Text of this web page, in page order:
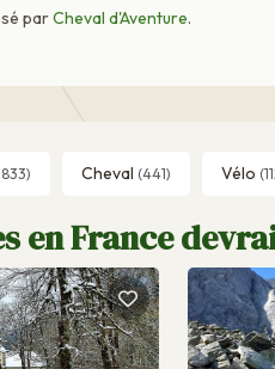
parCheval d'Aventure.
Cheval (441) Vélo
en France